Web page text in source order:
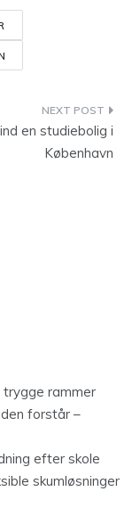
en studiebolig i
København
rammer
forstår –
efter skole
skumløsninger